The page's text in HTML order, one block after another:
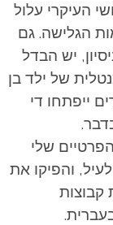
העיקרי עלול
הגלישה. גם
יש הבדל
של ילד בן
הפערים ייפתחו די
שלי
והפיקו את